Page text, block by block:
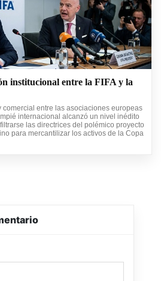
institucional entre la FIFA y la
comercial entre las asociaciones europeas
internacional alcanzó un nivel inédito
las directrices del polémico proyecto
para mercantilizar los activos de la Copa